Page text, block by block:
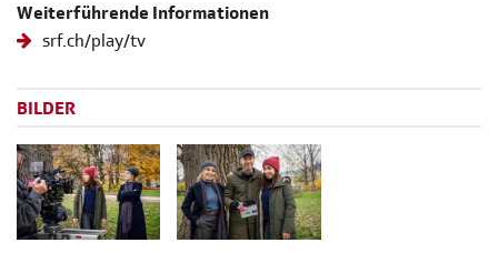
Weiterführende Informationen
srf.ch/play/tv
BILDER